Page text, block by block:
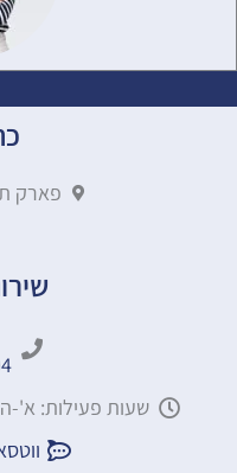
פארק
שעות פעילות: א'-ה' 8:00-17:00, יום ו' 8:00-